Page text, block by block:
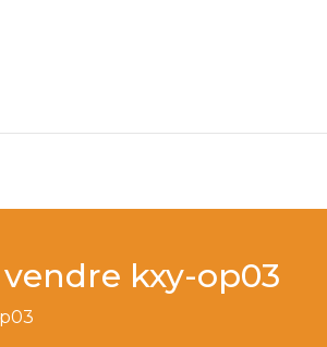
kxy-op03